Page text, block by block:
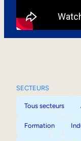
SECTEURS
Tous secteurs
Formation